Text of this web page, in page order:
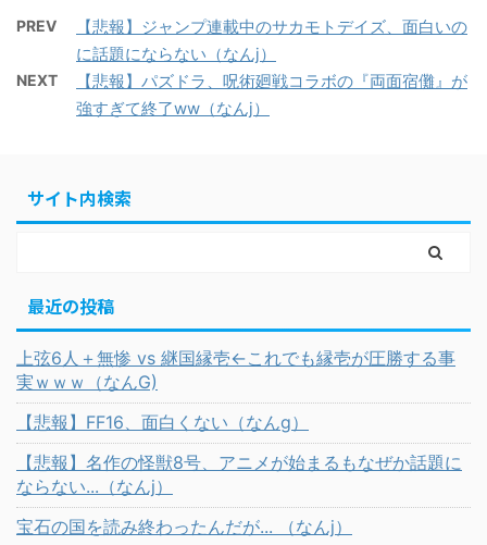
PREV
【悲報】ジャンプ連載中のサカモトデイズ、面白いの
に話題にならない（なんj）
NEXT
【悲報】パズドラ、呪術廻戦コラボの『両面宿儺』が
強すぎて終了ww（なんj）
サイト内検索
最近の投稿
上弦6人＋無惨 vs 継国縁壱←これでも縁壱が圧勝する事
実ｗｗｗ（なんG)
【悲報】FF16、面白くない（なんg）
【悲報】名作の怪獣8号、アニメが始まるもなぜか話題に
ならない...（なんj）
宝石の国を読み終わったんだが... （なんj）